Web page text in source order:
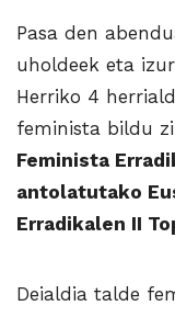
Pasa den
uholdeek eta
Herriko 4
feminista bildu
Feminista
antolatutako
Erradikalen II
Deialdia talde